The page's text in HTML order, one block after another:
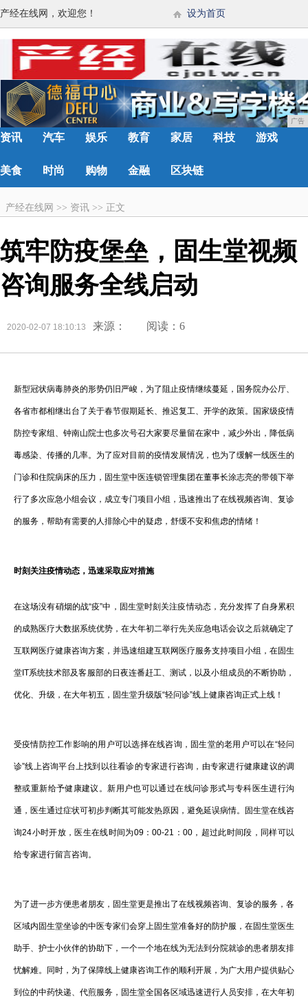
产经在线网，欢迎您！ 设为首页
广告
资讯 汽车 娱乐 教育 家居 科技 游戏
美食 时尚 购物 金融 区块链
产经在线网 >> 资讯 >> 正文
筑牢防疫堡垒，固生堂视频
咨询服务全线启动
2020-02-07 18:10:13 来源： 阅读：6
新型冠状病毒肺炎的形势仍旧严峻，为了阻止疫情继续蔓延，国务院办公厅、
各省市都相继出台了关于春节假期延长、推迟复工、开学的政策。国家级疫情
防控专家组、钟南山院士也多次号召大家要尽量留在家中，减少外出，降低病
毒感染、传播的几率。为了应对目前的疫情发展情况，也为了缓解一线医生的
门诊和住院病床的压力，固生堂中医连锁管理集团在董事长涂志亮的带领下举
行了多次应急小组会议，成立专门项目小组，迅速推出了在线视频咨询、复诊
的服务，帮助有需要的人排除心中的疑虑，舒缓不安和焦虑的情绪！
时刻关注疫情动态，迅速采取应对措施
在这场没有硝烟的战“疫”中，固生堂时刻关注疫情动态，充分发挥了自身累积
的成熟医疗大数据系统优势，在大年初二举行先关应急电话会议之后就确定了
互联网医疗健康咨询方案，并迅速组建互联网医疗服务支持项目小组，在固生
堂IT系统技术部及客服部的日夜连番赶工、测试，以及小组成员的不断协助，
优化、升级，在大年初五，固生堂升级版“轻问诊”线上健康咨询正式上线！
受疫情防控工作影响的用户可以选择在线咨询，固生堂的老用户可以在“轻问
诊”线上咨询平台上找到以往看诊的专家进行咨询，由专家进行健康建议的调
整或重新给予健康建议。新用户也可以通过在线问诊形式与专科医生进行沟
通，医生通过症状可初步判断其可能发热原因，避免延误病情。固生堂在线咨
询24小时开放，医生在线时间为09：00-21：00，超过此时间段，同样可以
给专家进行留言咨询。
为了进一步方便患者朋友，固生堂更是推出了在线视频咨询、复诊的服务，各
区域内固生堂坐诊的中医专家们会穿上固生堂准备好的防护服，在固生堂医生
助手、护士小伙伴的协助下，一个一个地在线为无法到分院就诊的患者朋友排
忧解难。同时，为了保障线上健康咨询工作的顺利开展，为广大用户提供贴心
到位的中药快递、代煎服务，固生堂全国各区域迅速进行人员安排，在大年初